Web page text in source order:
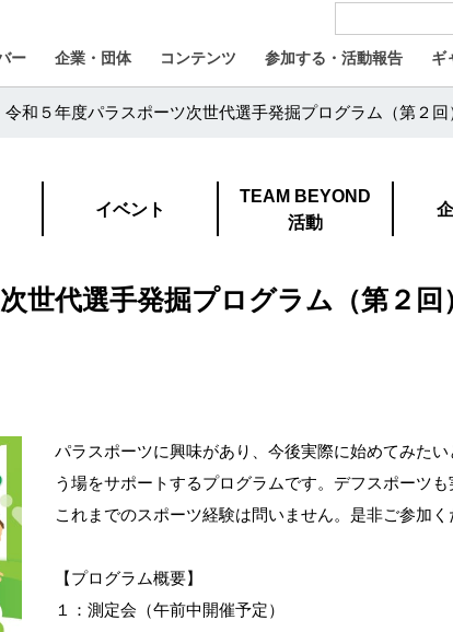
ー 企業・団体 コンテンツ 参加する・活動報告 ギ
令和５年度パラスポーツ次世代選手発掘プログラム（第２回
イベント
TEAM BEYOND
活動
世代選手発掘プログラム（第２回
パラスポーツに興味があり、今後実際に始めてみた
う場をサポートするプログラムです。デフスポーツも
これまでのスポーツ経験は問いません。是非ご参加く
【プログラム概要】
１：測定会（午前中開催予定）